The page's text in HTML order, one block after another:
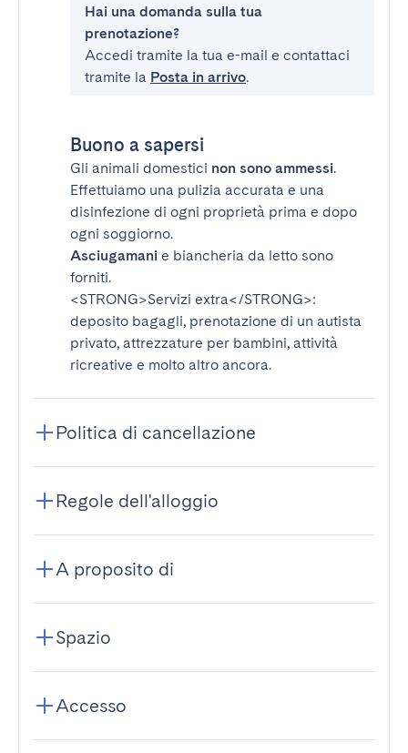
Hai una domanda sulla tua
prenotazione?
Accedi tramite la tua e-mail e contattaci
tramite la Posta in arrivo.
Buono a sapersi
Gli animali domestici non sono ammessi.
Effettuiamo una pulizia accurata e una
disinfezione di ogni proprietà prima e dopo
ogni soggiorno.
Asciugamani e biancheria da letto sono
forniti.
<STRONG>Servizi extra</STRONG>:
deposito bagagli, prenotazione di un autista
privato, attrezzature per bambini, attività
ricreative e molto altro ancora.
Politica di cancellazione
Regole dell'alloggio
A proposito di
Spazio
Accesso